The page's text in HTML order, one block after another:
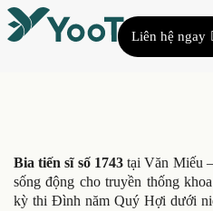
Liên hệ ngay
Bia tiến sĩ số 1743tại Văn Miếu
sống động cho truyền thống
kỳ thi Đình năm Quý Hợi dưới